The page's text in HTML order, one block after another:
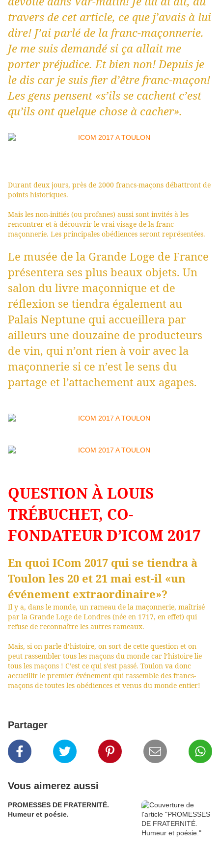
travers de cet article, ce que j’avais à lui
dire! J’ai parlé de la franc-maçonnerie.
Je me suis demandé si ça allait me
porter préjudice. Et bien non! Depuis je
le dis car je suis fier d’être franc-maçon!
Les gens pensent «s’ils se cachent c’est
qu’ils ont quelque chose à cacher».
Durant deux jours, près de 2000 francs-maçons débattront de
points historiques.
Mais les non-initiés (ou profanes) aussi sont invités à les
rencontrer et à découvrir le vrai visage de la franc-
maçonnerie. Les principales obédiences seront représentées.
Le musée de la Grande Loge de France
présentera ses plus beaux objets. Un
salon du livre maçonnique et de
réflexion se tiendra également au
Palais Neptune qui accueillera par
ailleurs une douzaine de producteurs
de vin, qui n’ont rien à voir avec la
maçonnerie si ce n’est le sens du
partage et l’attachement aux agapes.
QUESTION À LOUIS
TRÉBUCHET, CO-
FONDATEUR D’ICOM 2017
En quoi ICom 2017 qui se tiendra à
Toulon les 20 et 21 mai est-il «un
événement extraordinaire»?
Il y a, dans le monde, un rameau de la maçonnerie, maîtrisé
par la Grande Loge de Londres (née en 1717, en effet) qui
refuse de reconnaître les autres rameaux.
Mais, si on parle d’histoire, on sort de cette question et on
peut rassembler tous les maçons du monde car l’histoire lie
tous les maçons ! C’est ce qui s’est passé. Toulon va donc
accueillir le premier événement qui rassemble des francs-
maçons de toutes les obédiences et venus du monde entier!
Partager
Vous aimerez aussi
PROMESSES DE FRATERNITÉ.
Humeur et poésie.